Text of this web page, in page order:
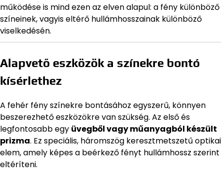
működése is mind ezen az elven alapul: a fény különböző
színeinek, vagyis eltérő hullámhosszainak különböző
viselkedésén.
Alapvető eszközök a színekre bontó
kísérlethez
A fehér fény színekre bontásához egyszerű, könnyen
beszerezhető eszközökre van szükség. Az első és
legfontosabb egy üvegből vagy műanyagból készült
prizma. Ez speciális, háromszög keresztmetszetű optikai
elem, amely képes a beérkező fényt hullámhossz szerint
eltéríteni.